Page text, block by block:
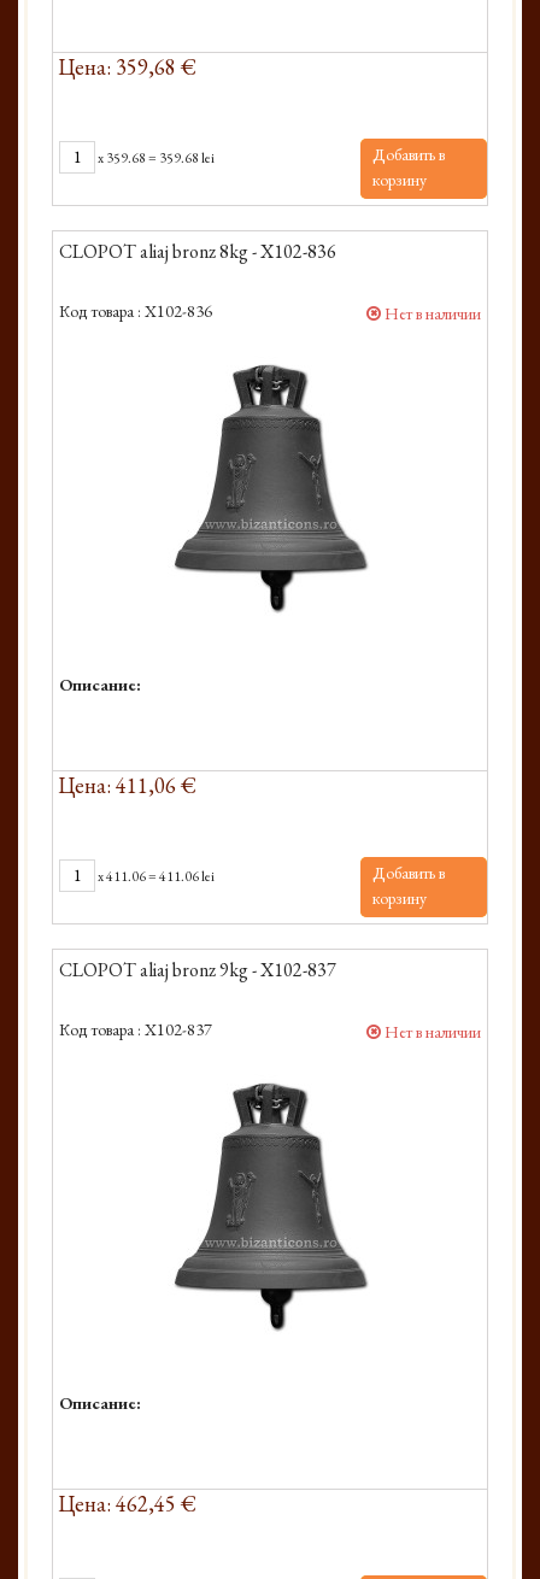
Цена: 359,68 €
x359.68= 359.68 lei
Добавить в
корзину
CLOPOT aliaj bronz 8kg - X102-836
Код товара : X102-836 Нет в наличии
Описание:
Цена: 411,06 €
x411.06=411.06 lei
Добавить в
корзину
CLOPOT aliaj bronz 9kg - X102-837
Код товара : X102-837 Нет в наличии
Описание:
Цена: 462,45 €